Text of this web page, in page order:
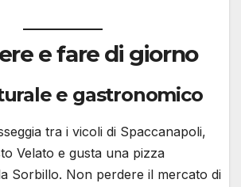
e fare di giorno
e gastronomico
tra i vicoli di Spaccanapoli,
Velato e gusta una pizza
Sorbillo. Non perdere il mercato di